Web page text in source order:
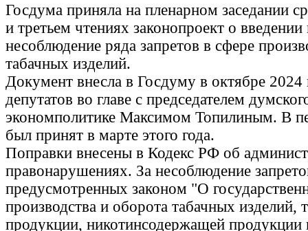
Госдума приняла на пленарном заседании
и третьем чтениях законопроект о
несоблюдение ряда запретов в сфере
табачных изделий.
Документ внесла в Госдуму в октябре 2024
депутатов во главе с председателем
экономполитике Максимом Топилиным. В
был принят в марте этого года.
Поправки внесены в Кодекс РФ об
правонарушениях. За несоблюдение
предусмотренных законом "О
производства и оборота табачных изделий,
продукции, никотинсодержащей продукции